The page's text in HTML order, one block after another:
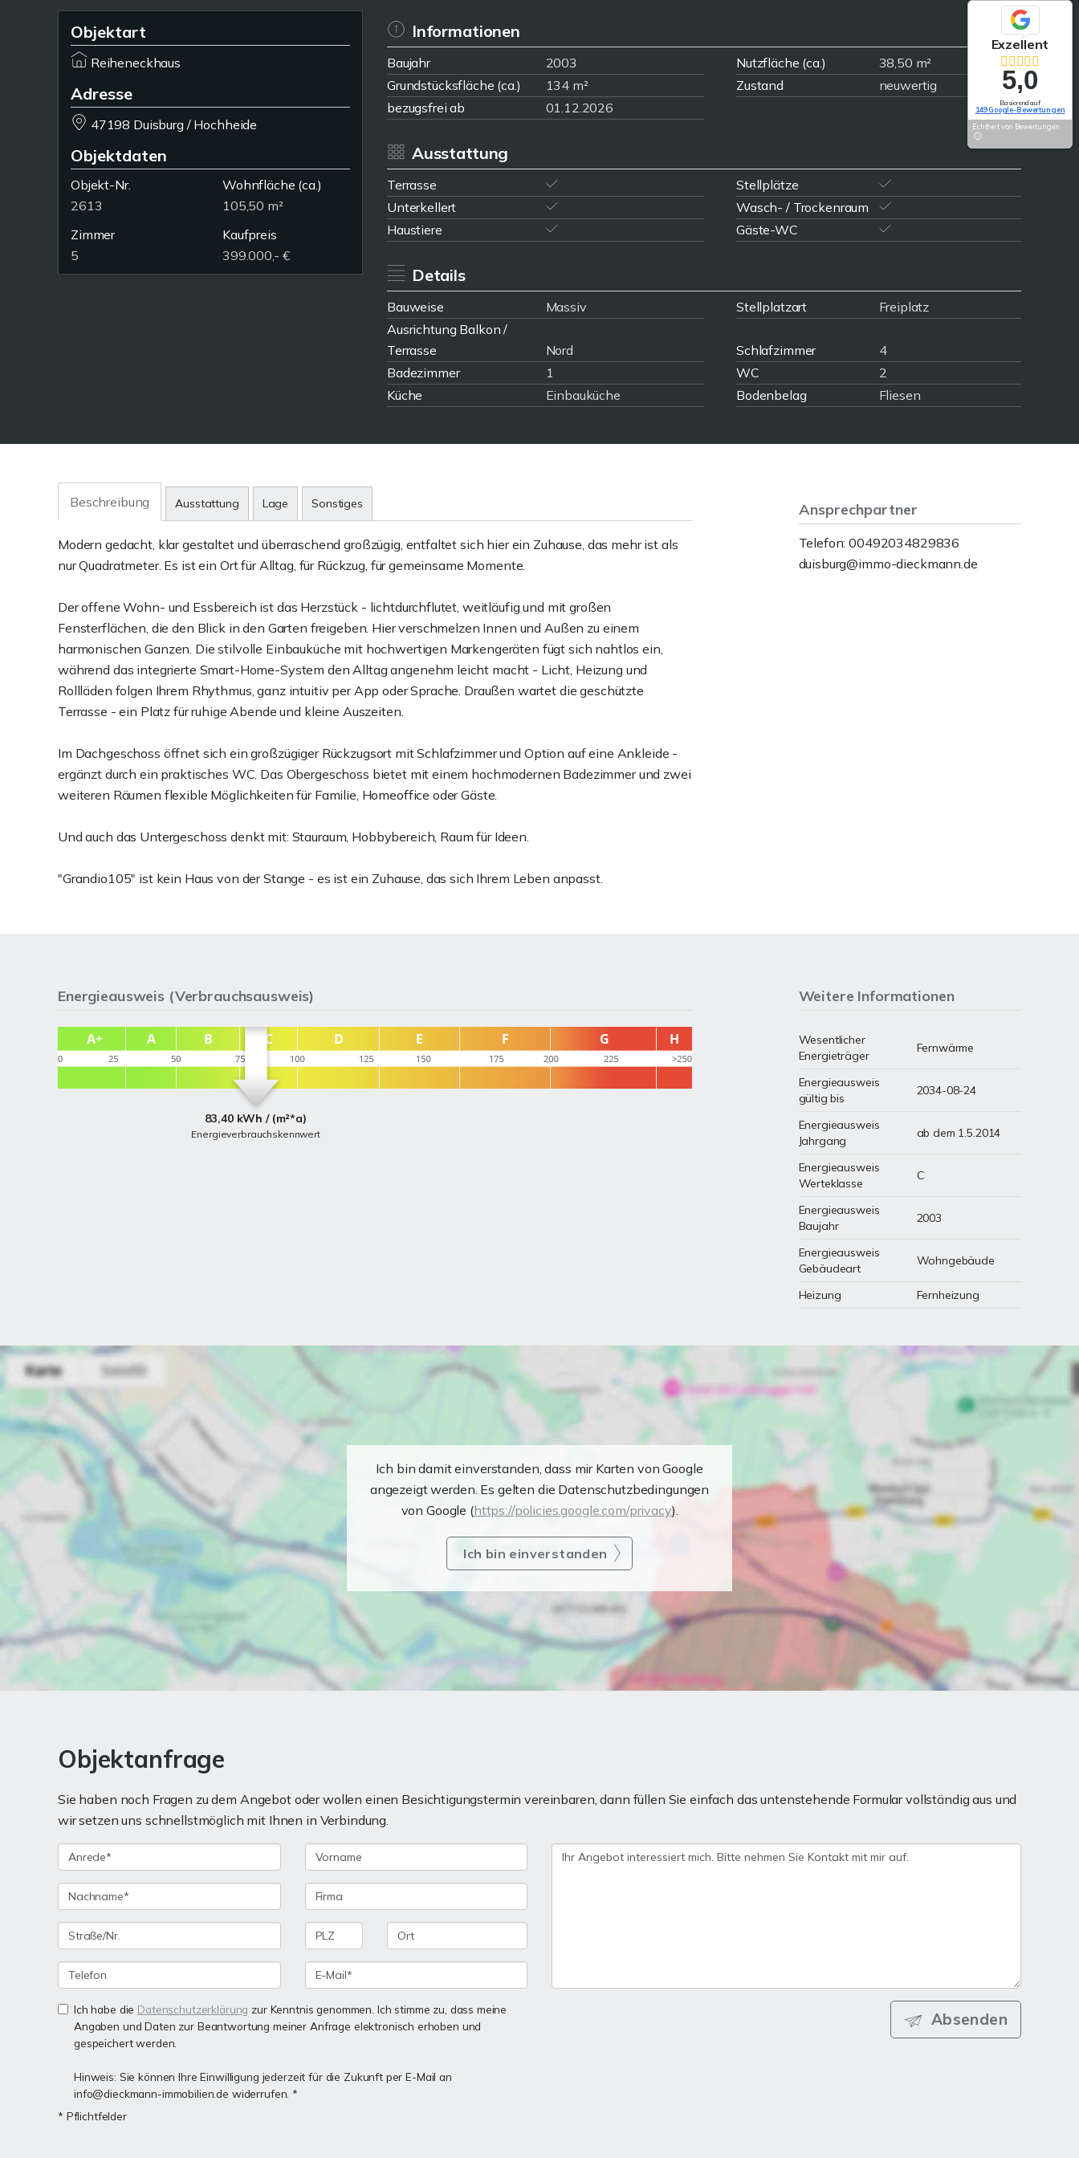
Objektart
Reiheneckhaus
Adresse
47198 Duisburg / Hochheide
Objektdaten
Objekt-Nr.
2613
Wohnfläche (ca.)
105,50 m²
Zimmer
5
Kaufpreis
399.000,- €
Informationen
Baujahr 2003 Nutzfläche (ca.)
38,50 m²
Grundstücksfläche (ca.)
134 m² Zustand
neuwertig
bezugsfrei ab
01.12.2026
Ausstattung
Terrasse
Stellplätze
Unterkellert
Wasch- / Trockenraum
Haustiere
Gäste-WC
Details
Bauweise Massiv Stellplatzart
Freiplatz
Ausrichtung Balkon /
Terrasse
Nord Schlafzimmer
4
Badezimmer
1 WC
2
Küche
Einbauküche Bodenbelag Fliesen
Beschreibung Ausstattung Lage Sonstiges
Modern gedacht, klar gestaltet und überraschend großzügig, entfaltet sich hier ein Zuhause, das mehr ist als
nur Quadratmeter. Es ist ein Ort für Alltag, für Rückzug, für gemeinsame Momente.
Der offene Wohn- und Essbereich ist das Herzstück - lichtdurchflutet, weitläufig und mit großen
Fensterflächen, die den Blick in den Garten freigeben. Hier verschmelzen Innen und Außen zu einem
harmonischen Ganzen. Die stilvolle Einbauküche mit hochwertigen Markengeräten fügt sich nahtlos ein,
während das integrierte Smart-Home-System den Alltag angenehm leicht macht - Licht, Heizung und
Rollläden folgen Ihrem Rhythmus, ganz intuitiv per App oder Sprache. Draußen wartet die geschützte
Terrasse - ein Platz für ruhige Abende und kleine Auszeiten.
Im Dachgeschoss öffnet sich ein großzügiger Rückzugsort mit Schlafzimmer und Option auf eine Ankleide -
ergänzt durch ein praktisches WC. Das Obergeschoss bietet mit einem hochmodernen Badezimmer und zwei
weiteren Räumen flexible Möglichkeiten für Familie, Homeoffice oder Gäste.
Und auch das Untergeschoss denkt mit: Stauraum, Hobbybereich, Raum für Ideen.
"Grandio105" ist kein Haus von der Stange - es ist ein Zuhause, das sich Ihrem Leben anpasst.
Ansprechpartner
Telefon: 00492034829836
duisburg@immo-dieckmann.de
Energieausweis (Verbrauchsausweis)
83,40 kWh / (m²*a)
Energieverbrauchskennwert
Weitere Informationen
Wesentlicher
Energieträger
Fernwärme
Energieausweis
gültig bis
2034-08-24
Energieausweis
Jahrgang
ab dem 1.5.2014
Energieausweis
Werteklasse
C
Energieausweis
Baujahr
2003
Energieausweis
Gebäudeart
Wohngebäude
Heizung Fernheizung
Ich bin damit einverstanden, dass mir Karten von Google
angezeigt werden. Es gelten die Datenschutzbedingungen
von Google (https://policies.google.com/privacy).
Ich bin einverstanden
Objektanfrage
Sie haben noch Fragen zu dem Angebot oder wollen einen Besichtigungstermin vereinbaren, dann füllen Sie einfach das untenstehende Formular vollständig aus und
wir setzen uns schnellstmöglich mit Ihnen in Verbindung.
Ich habe die Datenschutzerklärung zur Kenntnis genommen. Ich stimme zu, dass meine
Angaben und Daten zur Beantwortung meiner Anfrage elektronisch erhoben und
gespeichert werden.
Hinweis: Sie können Ihre Einwilligung jederzeit für die Zukunft per E-Mail an
info@dieckmann-immobilien.de widerrufen. *
* Pflichtfelder
Absenden
Exzellent
5,0
Basierend auf
149 Google-Bewertungen
Echtheit von Bewertungen